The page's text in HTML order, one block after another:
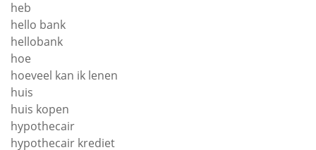
heb
hello bank
hellobank
hoe
hoeveel kan ik lenen
huis
huis kopen
hypothecair
hypothecair krediet